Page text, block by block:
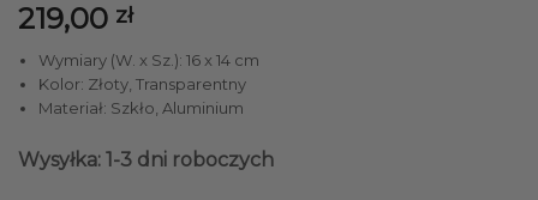
219,00 zł
Wymiary (W. x Sz.): 16 x 14 cm
Kolor: Złoty, Transparentny
Materiał: Szkło, Aluminium
Wysyłka: 1-3 dni roboczych